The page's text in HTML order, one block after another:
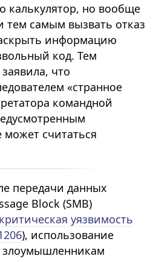
калькулятор, но вообще
самым вызвать отказ
информацию
код. Тем
что
«странное
командной
считаться
передачи данных
Block (SMB)
уязвимость
), использование
злоумышленникам